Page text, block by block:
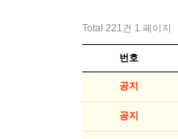
Total 221건 1 페이지
번호
공지
공지